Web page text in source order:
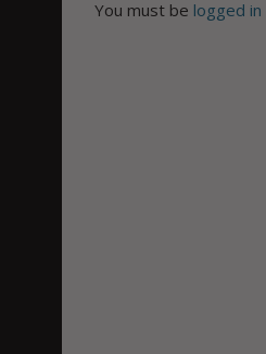
You must be logged in